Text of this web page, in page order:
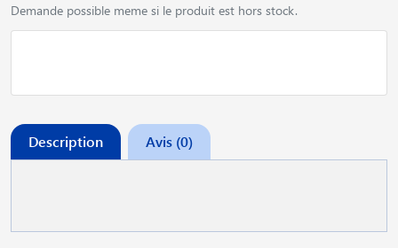
Demande possible meme si le produit est hors stock.
Description Avis (0)